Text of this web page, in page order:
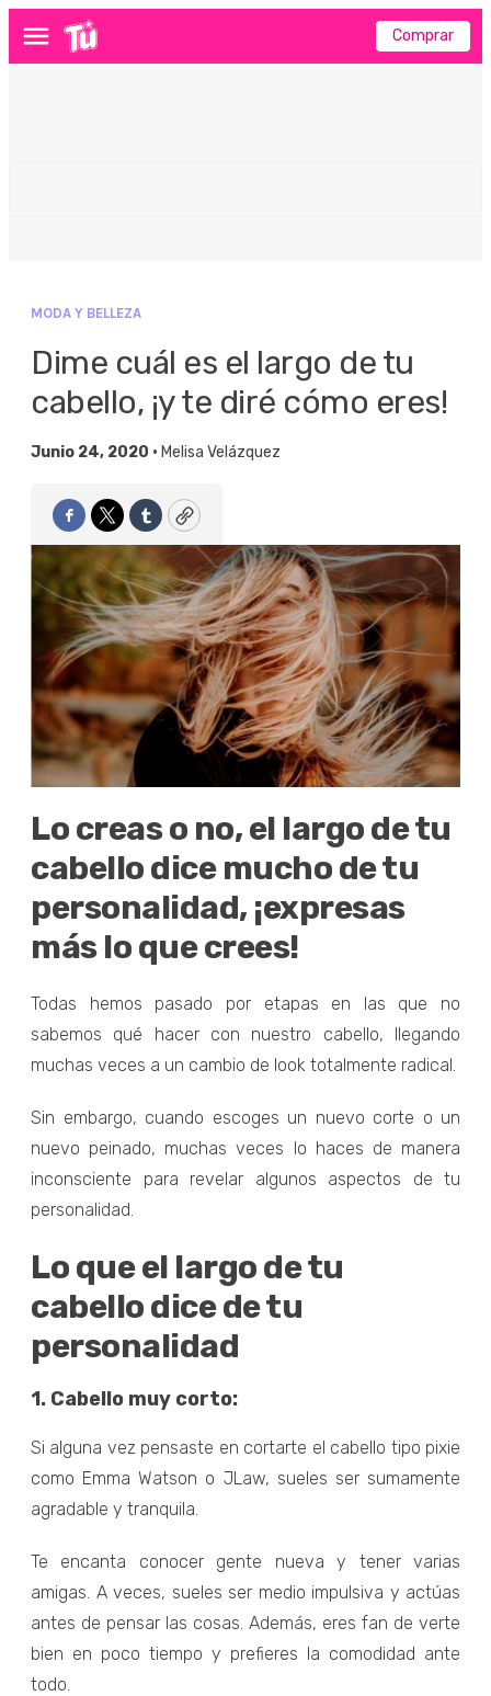
Menú Comprar
MODA Y BELLEZA
Dime cuál es el largo de tu
cabello, ¡y te diré cómo eres!
Junio 24, 2020 • Melisa Velázquez
Facebook
TwitterTumblrCopy
Lo creas o no, el largo de tu
cabello dice mucho de tu
personalidad, ¡expresas
más lo que crees!
Todas hemos pasado por etapas en las que no
sabemos qué hacer con nuestro cabello, llegando
muchas veces a un cambio de look totalmente radical.
Sin embargo, cuando escoges un nuevo corte o un
nuevo peinado, muchas veces lo haces de manera
inconsciente para revelar algunos aspectos de tu
personalidad.
Lo que el largo de tu
cabello dice de tu
personalidad
1. Cabello muy corto:
Si alguna vez pensaste en cortarte el cabello tipo pixie
como Emma Watson o JLaw, sueles ser sumamente
agradable y tranquila.
Te encanta conocer gente nueva y tener varias
amigas. A veces, sueles ser medio impulsiva y actúas
antes de pensar las cosas. Además, eres fan de verte
bien en poco tiempo y prefieres la comodidad ante
todo.